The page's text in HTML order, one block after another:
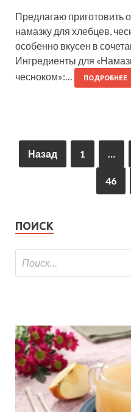
Предлагаю приготовить
намазку для хлебцев,
особенно вкусен в
Ингредиенты для
чесноком»:…
ПОДРОБНЕЕ
Назад 1 …
46
ПОИСК